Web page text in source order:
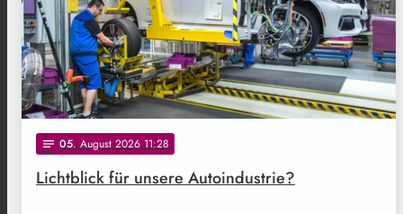
notes 05. August 2026 11:28
Lichtblick für unsere Autoindustrie?